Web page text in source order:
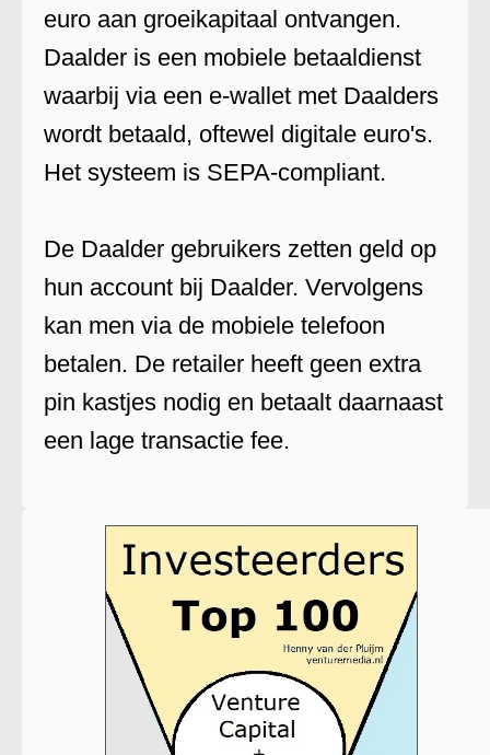
euro aan groeikapitaal ontvangen.
Daalder is een mobiele betaaldienst
waarbij via een e-wallet met Daalders
wordt betaald, oftewel digitale euro's.
Het systeem is SEPA-compliant.
De Daalder gebruikers zetten geld op
hun account bij Daalder. Vervolgens
kan men via de mobiele telefoon
betalen. De retailer heeft geen extra
pin kastjes nodig en betaalt daarnaast
een lage transactie fee.